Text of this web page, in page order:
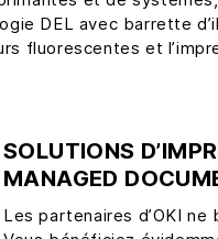
DEL avec barrette
fluorescentes et
SOLUTIONS
MANAGED
Les partenaires d’OKI